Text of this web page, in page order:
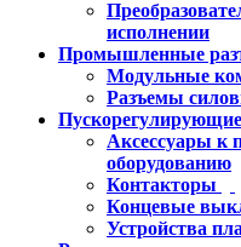
исполнении
Промышленные
Модульные
Разъемы
Пускорегулирующие
Аксессуары к
оборудованию
Контакторы
Концевые
Устройства